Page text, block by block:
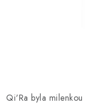
Qi'Ra byla